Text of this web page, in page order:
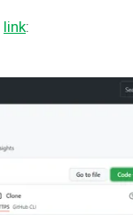
link: